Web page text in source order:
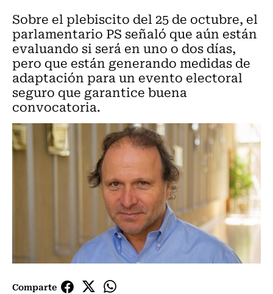
Sobre el plebiscito del 25 de octubre, el
parlamentario PS señaló que aún están
evaluando si será en uno o dos días,
pero que están generando medidas de
adaptación para un evento electoral
seguro que garantice buena
convocatoria.
Comparte